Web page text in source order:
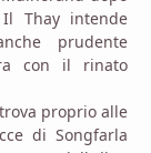
Thay intende
prudente
con il rinato
proprio alle
di Songfarla